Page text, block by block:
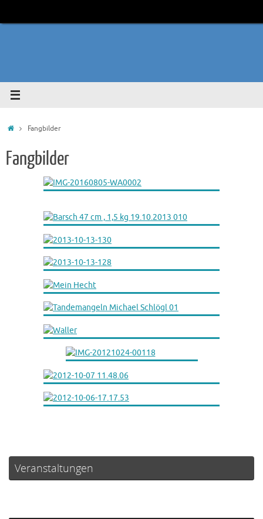
StartFangbilder
Fangbilder
Veranstaltungen